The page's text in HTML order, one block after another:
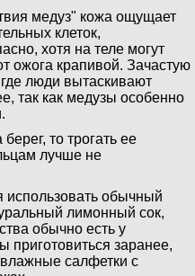
медуз" кожа ощущает
клеток,
хотя на теле могут
ожога крапивой. Зачастую
люди вытаскивают
так как медузы особенно
то трогать ее
лучше не
использовать обычный
лимонный сок,
обычно есть у
приготовиться заранее,
влажные салфетки с